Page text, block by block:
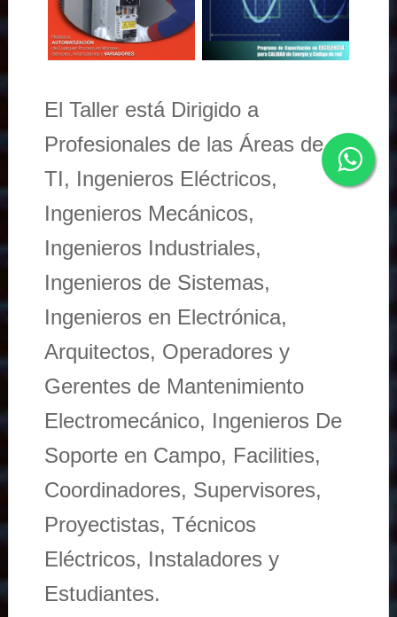
El Taller está Dirigido a
Profesionales de las Áreas de
TI, Ingenieros Eléctricos,
Ingenieros Mecánicos,
Ingenieros Industriales,
Ingenieros de Sistemas,
Ingenieros en Electrónica,
Arquitectos, Operadores y
Gerentes de Mantenimiento
Electromecánico, Ingenieros De
Soporte en Campo, Facilities,
Coordinadores, Supervisores,
Proyectistas, Técnicos
Eléctricos, Instaladores y
Estudiantes.